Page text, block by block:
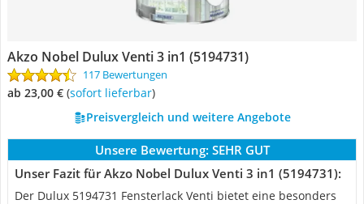
Akzo Nobel Dulux Venti 3 in1 (5194731)
117 Bewertungen
ab 23,00 € ( Sofort lieferbar)
Preisvergleich und weitere Angebote
Unsere Bewertung: SEHR GUT
Unser Fazit für Akzo Nobel Dulux Venti 3 in1 (5194731):
Der Dulux 5194731 Fensterlack Venti bietet eine besonders